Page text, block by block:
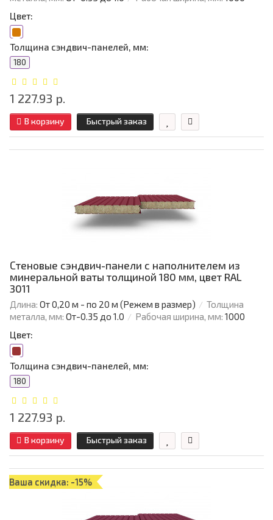
Цвет:
Толщина сэндвич-панелей, мм:
180
1 227.93 р.
В корзину Быстрый заказ
Стеновые сэндвич-панели с наполнителем из
минеральной ваты толщиной 180 мм, цвет RAL
3011
Длина: От 0,20 м - по 20 м (Режем в размер)
Толщина
металла, мм: От-0.35 до 1.0 Рабочая ширина, мм: 1000
Цвет:
Толщина сэндвич-панелей, мм:
180
1 227.93 р.
В корзину Быстрый заказ
Ваша скидка: -15%